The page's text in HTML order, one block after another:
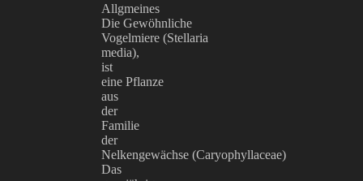
Allgmeines
Die Gewöhnliche
Vogelmiere (Stellaria
media),
ist
eine Pflanze
aus
der
Familie
der
Nelkengewächse (Caryophyllaceae)
Das